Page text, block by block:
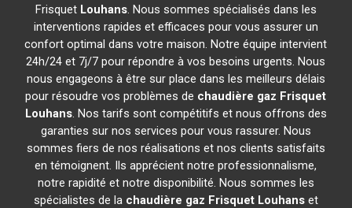
Frisquet Louhans. Nous sommes spécialisés dans les
interventions rapides et efficaces pour vous assurer un
confort optimal dans votre maison. Notre équipe intervient
24h/24 et 7j/7 pour répondre à vos besoins urgents. Nous
nous engageons à être sur place dans les meilleurs délais
pour résoudre vos problèmes de chaudière gaz Frisquet
Louhans. Nos tarifs sont compétitifs et nous offrons des
garanties sur nos services pour vous rassurer. Nous
sommes fiers de nos réalisations et nos clients satisfaits
en témoignent. Ils apprécient notre professionnalisme,
notre rapidité et notre disponibilité. Nous sommes les
spécialistes de la chaudière gaz Frisquet Louhanset